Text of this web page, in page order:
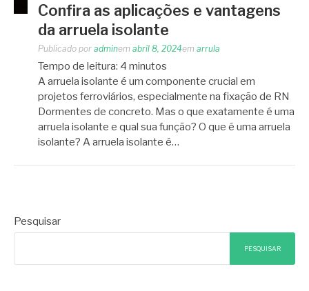
Confira as aplicações e vantagens
da arruela isolante
Publicado por adminem abril 8, 2024em arrula
Tempo de leitura: 4 minutos
A arruela isolante é um componente crucial em
projetos ferroviários, especialmente na fixação de RN
Dormentes de concreto. Mas o que exatamente é uma
arruela isolante e qual sua função? O que é uma arruela
isolante? A arruela isolante é…
Pesquisar
PESQUISAR